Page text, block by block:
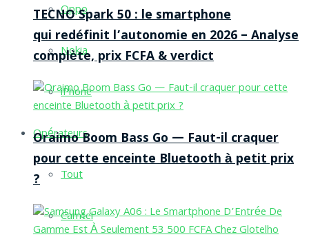
Oppo
Nokia
iPhone
Opérateurs
Tout
Camtel
TECNO Spark 50 : le smartphone
qui redéfinit l’autonomie en 2026 – Analyse
complète, prix FCFA & verdict
Oraimo Boom Bass Go — Faut-il craquer
pour cette enceinte Bluetooth à petit prix
?